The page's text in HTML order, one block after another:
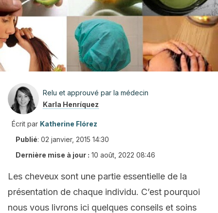
Relu et approuvé par la médecin
Karla Henríquez
Écrit par Katherine Flórez
Publié: 02 janvier, 2015 14:30
Dernière mise à jour : 10 août, 2022 08:46
Les cheveux sont une partie essentielle de la
présentation de chaque individu. C’est pourquoi
nous vous livrons ici quelques conseils et soins